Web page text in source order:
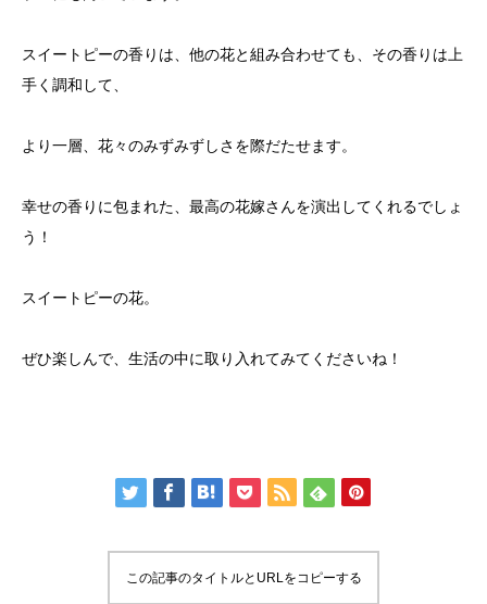
スイートピーの香りは、他の花と組み合わせても、その香りは上
手く調和して、
より一層、花々のみずみずしさを際だたせます。
幸せの香りに包まれた、最高の花嫁さんを演出してくれるでしょ
う！
スイートピーの花。
ぜひ楽しんで、生活の中に取り入れてみてくださいね！
この記事のタイトルとURLをコピーする